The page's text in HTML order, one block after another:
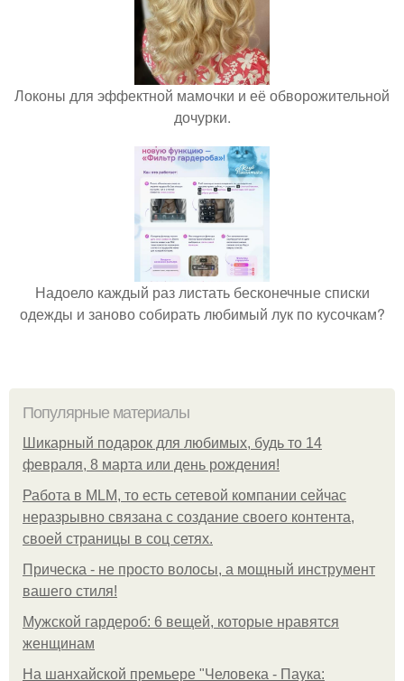
Локоны для эффектной мамочки и её обворожительной
дочурки.
Надоело каждый раз листать бесконечные списки
одежды и заново собирать любимый лук по кусочкам?
Популярные материалы
Шикарный подарок для любимых, будь то 14
февраля, 8 марта или день рождения!
Работа в MLM, то есть сетевой компании сейчас
неразрывно связана с создание своего контента,
своей страницы в соц сетях.
Прическа - не просто волосы, а мощный инструмент
вашего стиля!
Мужской гардероб: 6 вещей, которые нравятся
женщинам
На шанхайской премьере "Человека - Паука: